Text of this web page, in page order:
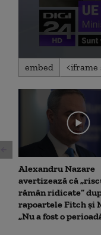
0
seconds
5
minutes,
seconds
Volume
embed
Alexandru Nazare
avertizează că
rămân ridicate”
rapoartele Fitch și
„Nu a fost o